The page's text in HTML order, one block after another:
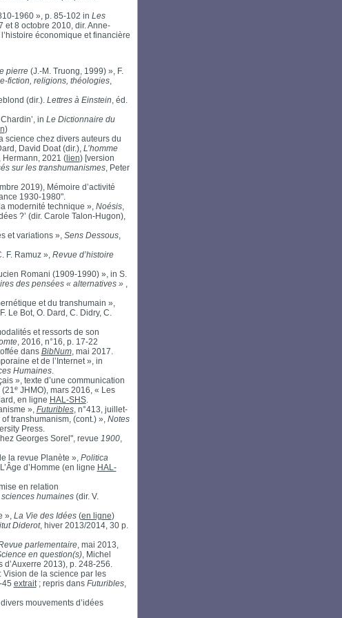
1960 », p. 85-102 in Les
et 8 octobre 2010, dir. Anne-
économique et financière
pierre(J.-M. Truong, 1999) », F.
fiction, religions, théologies,
(dir.). Lettres à Einstein, éd.
in Le Dictionnaire du
)
science chez divers auteurs du
David Doat (dir.),L’homme
Hermann, 2021 (lien) [version
sur les transhumanismes, Peter
2019), Mémoire d’activité
1930-1980".
modernité technique », Noésis,
?’ (dir. Carole Talon-Hugon),
et variations », Sens Dessous,
F. Ramuz », Revue d’histoire
Romani (1909-1990) », in S.
des pensées « alternatives » ,
et du transhumain »,
Le Bot, O. Dard, C. Didry, C.
et ressorts de son
, 2016, n°16, p. 17-22
dans BibNum, mai 2017.
et de l’Internet », in
Humaines.
», texte d’une communication
(21eJHMO), mars 2016, « Les
en ligne HAL-SHS.
», Futuribles, n°413, juillet-
transhumanism, (cont.) », Notes
Press.
Georges Sorel", revue 1900,
la revue Planète », Politica
d’Homme (en ligne HAL-
en relation
humaines(dir. V.
», La Vie des Idées(en ligne)
Diderot, hiver 2013/2014, 30 p.
parlementaire, mai 2013,
en question(s), Michel
2013), p. 248-256.
Vision de la science par les
45 extrait; repris dans Futuribles,
mouvements d’idées